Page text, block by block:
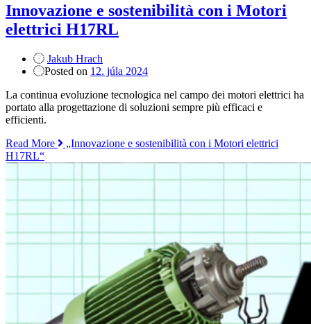
Innovazione e sostenibilità con i Motori
elettrici H17RL
Jakub Hrach
Posted on 12. júla 2024
La continua evoluzione tecnologica nel campo dei motori elettrici ha
portato alla progettazione di soluzioni sempre più efficaci e
efficienti.
Read More
„Innovazione e sostenibilità con i Motori elettrici
H17RL“